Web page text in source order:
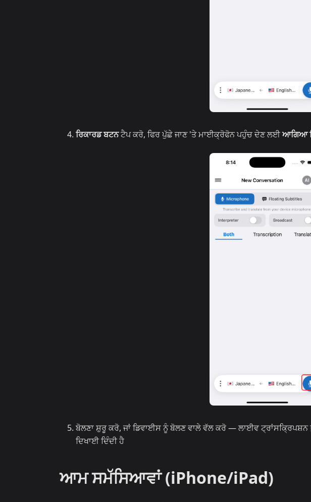
ਰਿਕਾਰਡ ਬਟਨਟੈਪ ਕਰੋ, ਫਿਰ ਪੁੱਛੇ ਜਾਣ 'ਤੇ ਮਾਈਕ੍ਰੋਫੋਨ ਪਹੁੰਚ ਦੇਣ ਲਈਆਗਿਆ
ਬੋਲਣਾ ਸ਼ੁਰੂ ਕਰੋ, ਜਾਂ ਡਿਵਾਈਸ ਨੂੰ ਬੋਲਣ ਵਾਲੇ ਵੱਲ ਕਰੋ — ਲਾਈਵ ਟ੍ਰਾਂਸਕ੍ਰਿਪਸ਼ਨ
ਦਿਖਾਈ ਦਿੰਦੀ ਹੈ
ਆਮ ਸਮੱਸਿਆਵਾਂ (iPhone/iPad)